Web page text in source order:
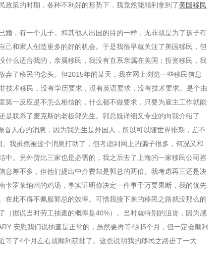
政策的时期，各种不利好的形势下，我竟然能顺利拿到了美国移民
婚，有一个儿子。和其他人出国的目的一样，无非就是为了孩子有
己和家人创造更多的好的机会。于是我很早就关注了美国移民，但
什么适合我的，亲属移民，我没有直系亲属在美国；投资移民，我
弃了移民的念头。但2015年的某天，我在网上浏览一些移民信息
技术移民，没有学历要求，没有英语要求，没有技术要求。是个由
第一反应是不怎么相信的，什么都不做要求，只要为雇主工作就能
是联系了麦克斯的老板郭先生。郭总既详细又专业的向我介绍了
奋人心的消息，因为我先生是外国人，所以可以随世界排期，差不
我虽然被这个消息打动了，但考虑到网上的骗子很多，何况又和
中。另外货比三家也是必需的，我之后去了上海的一家移民公司咨
息差不多，但他们提出中介费却是郭总的两倍。我考虑再三还是决
卡罗莱纳州的鸡场，事实证明你决定一件事千万要果断，我的优先
在此不得不佩服郭总的效率。可惜我接下来的移民之路就没那么的
（据说当时劳工抽查的概率是40%）。当时就特别的沮丧，因为感
安慰我们说抽查是正常的，虽然要再等4到5个月，但一定会顺利
等了4个月左右就顺利获批了。这也说明我的移民之路进了一大